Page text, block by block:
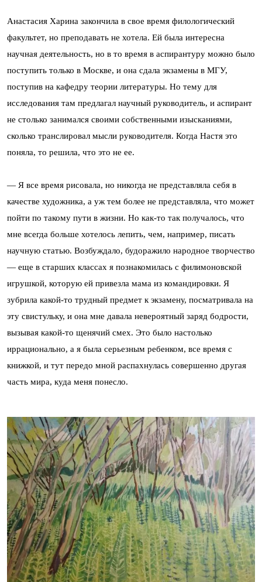
Анастасия Харина закончила в свое время филологический
факультет, но преподавать не хотела. Ей была интересна
научная деятельность, но в то время в аспирантуру можно было
поступить только в Москве, и она сдала экзамены в МГУ,
поступив на кафедру теории литературы. Но тему для
исследования там предлагал научный руководитель, и аспирант
не столько занимался своими собственными изысканиями,
сколько транслировал мысли руководителя. Когда Настя это
поняла, то решила, что это не ее.
— Я все время рисовала, но никогда не представляла себя в
качестве художника, а уж тем более не представляла, что может
пойти по такому пути в жизни. Но как-то так получалось, что
мне всегда больше хотелось лепить, чем, например, писать
научную статью. Возбуждало, будоражило народное творчество
— еще в старших классах я познакомилась с филимоновской
игрушкой, которую ей привезла мама из командировки. Я
зубрила какой-то трудный предмет к экзамену, посматривала на
эту свистульку, и она мне давала невероятный заряд бодрости,
вызывая какой-то щенячий смех. Это было настолько
иррационально, а я была серьезным ребенком, все время с
книжкой, и тут передо мной распахнулась совершенно другая
часть мира, куда меня понесло.